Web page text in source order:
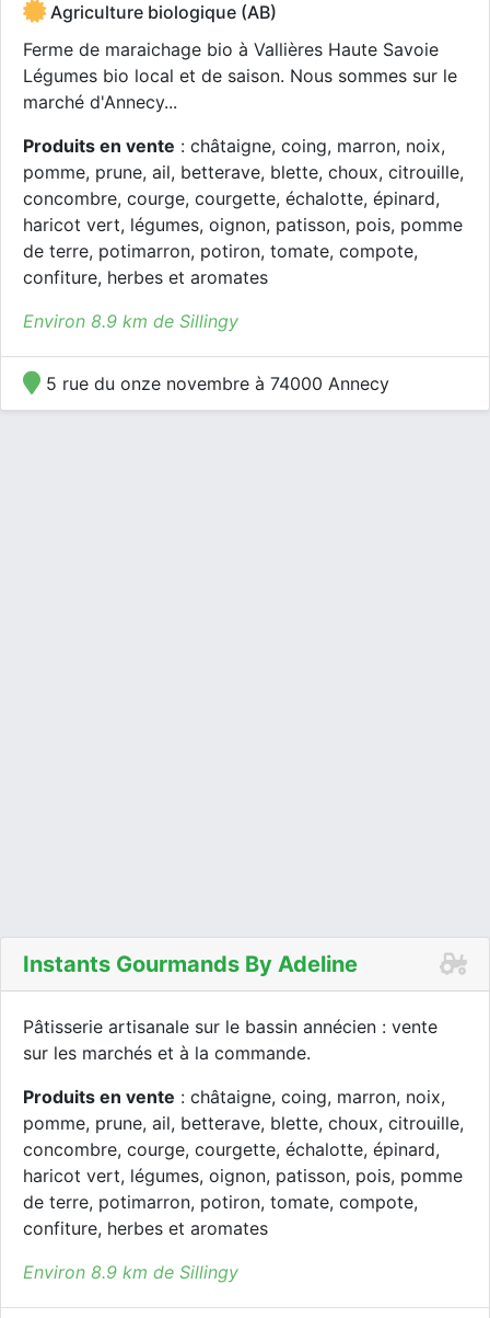
Agriculture biologique (AB)
Ferme de maraichage bio à Vallières Haute Savoie
Légumes bio local et de saison. Nous sommes sur le
marché d'Annecy...
Produits en vente : châtaigne, coing, marron, noix,
pomme, prune, ail, betterave, blette, choux, citrouille,
concombre, courge, courgette, échalotte, épinard,
haricot vert, légumes, oignon, patisson, pois, pomme
de terre, potimarron, potiron, tomate, compote,
confiture, herbes et aromates
Environ 8.9 km de Sillingy
5 rue du onze novembre à 74000 Annecy
Instants Gourmands By Adeline
Pâtisserie artisanale sur le bassin annécien : vente
sur les marchés et à la commande.
Produits en vente : châtaigne, coing, marron, noix,
pomme, prune, ail, betterave, blette, choux, citrouille,
concombre, courge, courgette, échalotte, épinard,
haricot vert, légumes, oignon, patisson, pois, pomme
de terre, potimarron, potiron, tomate, compote,
confiture, herbes et aromates
Environ 8.9 km de Sillingy